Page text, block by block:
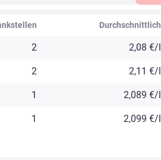
Durchschnittlich
2 2,08 €/l
2 2,11 €/l
1 2,089 €/l
1 2,099 €/l